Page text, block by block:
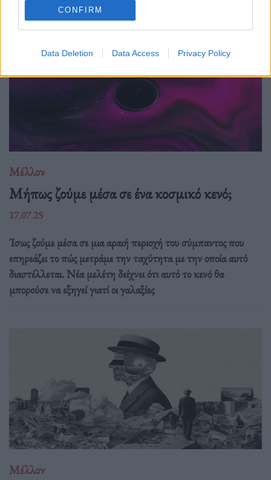
CONFIRM
Data Deletion Data Access Privacy Policy
Μέλλον
Μήπως ζούμε μέσα σε ένα κοσμικό κενό;
17.07.25
Ίσως ζούμε μέσα σε μια αραιή περιοχή του σύμπαντος που
επηρεάζει το πώς μετράμε την ταχύτητα με την οποία αυτό
διαστέλλεται. Νέα μελέτη δείχνει ότι αυτό το κενό θα
μπορούσε να εξηγεί γιατί οι γαλαξίες
Μέλλον